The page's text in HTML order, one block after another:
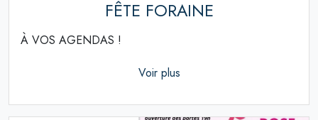
FÊTE FORAINE
À VOS AGENDAS !
Voir plus